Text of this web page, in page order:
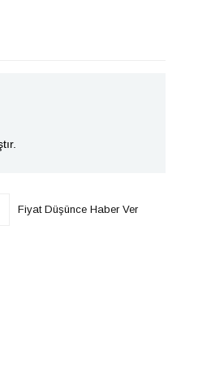
Fiyat Düşünce Haber Ver